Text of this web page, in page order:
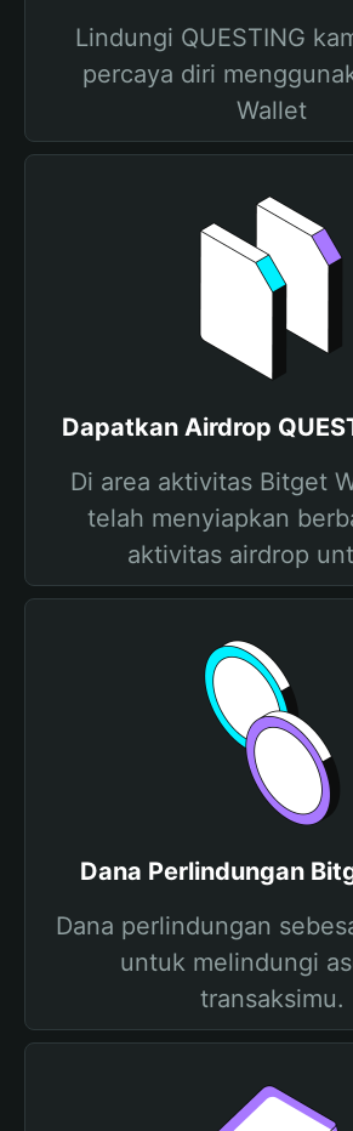
Lindungi QUESTING
percaya diri
Wallet
Dapatkan Airdrop
Di area aktivitas Bitget
telah menyiapkan
aktivitas airdrop
Dana Perlindungan
Dana perlindungan
untuk melindungi
transaksimu.